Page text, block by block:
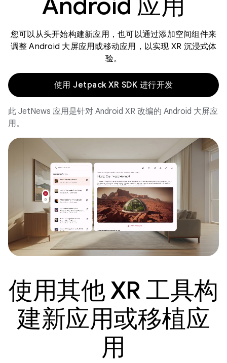
您可以从头开始构建新应用，也可以通过添加空间组件来
调整 Android 大屏应用或移动应用，以实现 XR 沉浸式体
验。
使用 Jetpack XR SDK 进行开发
此 JetNews 应用是针对 Android XR 改编的 Android 大屏应
用。
使用其他 XR 工具构
建新应用或移植应
用